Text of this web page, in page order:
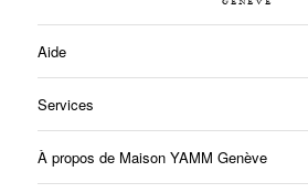
Aide
Services
À propos de Maison YAMM Genève